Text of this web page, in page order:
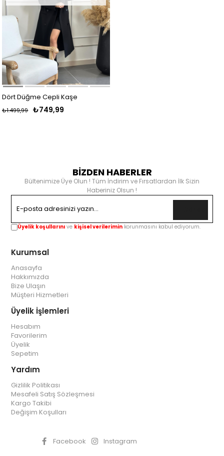
Dört Düğme Cepli Kaşe
₺749,99
₺1.499,99
BİZDEN HABERLER
Bültenimize Üye Olun ! Tüm İndirim ve Fırsatlardan İlk Sizin
Haberiniz Olsun !
Üyelik koşullarını ve kişisel verilerimin korunmasını kabul ediyorum.
Kurumsal
Anasayfa
Hakkımızda
Bize Ulaşın
Müşteri Hizmetleri
Üyelik İşlemleri
Hesabım
Favorilerim
Üyelik
Sepetim
Yardım
Gizlilik Politikası
Mesafeli Satış Sözleşmesi
Kargo Takibi
Değişim Koşulları
Facebook Instagram